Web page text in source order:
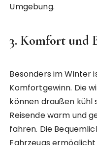
Umgebung.
3. Komfort und
Besonders im Winter
Komfortgewinn. Die
können draußen kühl
Reisende warm und
fahren. Die
Fahrzeugs